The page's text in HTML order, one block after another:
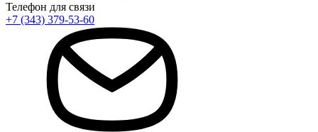
Телефон для связи
+7 (343) 379-53-60